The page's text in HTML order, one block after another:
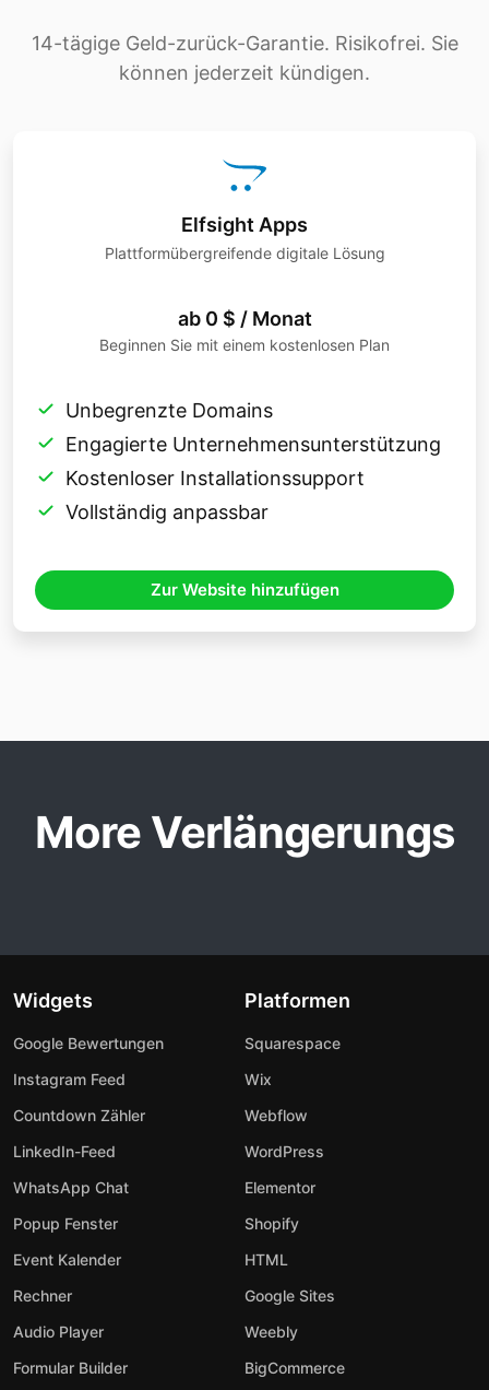
14-tägige Geld-zurück-Garantie. Risikofrei. Sie
können jederzeit kündigen.
Elfsight Apps
Plattformübergreifende digitale Lösung
ab 0 $ / Monat
Beginnen Sie mit einem kostenlosen Plan
Unbegrenzte Domains
Engagierte Unternehmensunterstützung
Kostenloser Installationssupport
Vollständig anpassbar
Zur Website hinzufügen
More Verlängerungs
Widgets
Google Bewertungen
Instagram Feed
Countdown Zähler
LinkedIn-Feed
WhatsApp Chat
Popup Fenster
Event Kalender
Rechner
Audio Player
Formular Builder
Platformen
Squarespace
Wix
Webflow
WordPress
Elementor
Shopify
HTML
Google Sites
Weebly
BigCommerce